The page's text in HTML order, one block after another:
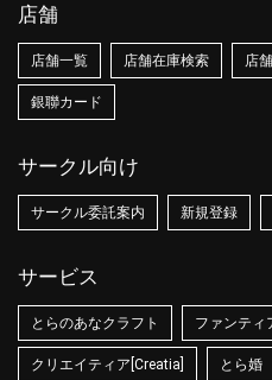
店舗
店舗一覧 店舗在庫検索 店
銀聯カード
サークル向け
サークル委託案内 新規登録
サービス
とらのあなクラフト ファンティ
クリエイティア[Creatia] とら婚